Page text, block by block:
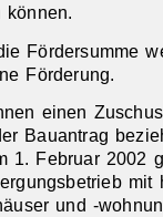
können.
Fördersumme
Förderung.
einen
Bauantrag
1. Februar 2002
und -